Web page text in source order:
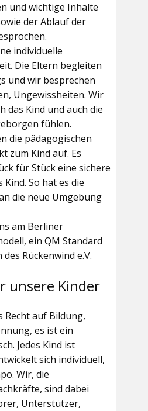
und wichtige Inhalte
der Ablauf der
individuelle
Die Eltern begleiten
und wir besprechen
Ungewissheiten. Wir
das Kind und auch die
fühlen.
die pädagogischen
zum Kind auf. Es
für Stück eine sichere
So hat es die
die neue Umgebung
am Berliner
ein QM Standard
Rückenwind e.V.
unsere Kinder
Recht auf Bildung,
es ist ein
Jedes Kind ist
sich individuell,
Wir, die
sind dabei
Unterstützer,